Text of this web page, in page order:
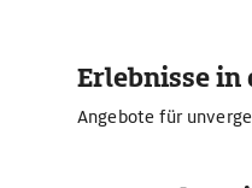
Erlebnisse in
Angebote für